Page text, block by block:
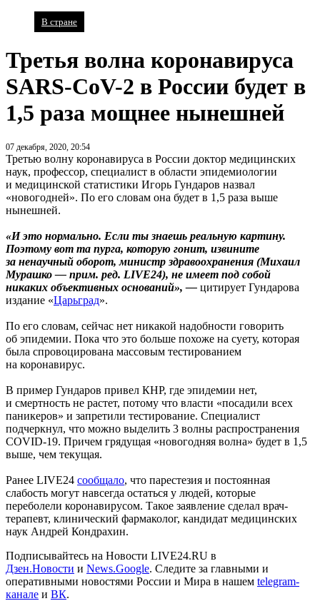
В стране
Третья волна коронавируса
SARS-CoV-2 в России будет в
1,5 раза мощнее нынешней
07 декабря, 2020, 20:54
Третью волну коронавируса в России доктор медицинских
наук, профессор, специалист в области эпидемиологии
и медицинской статистики Игорь Гундаров назвал
«новогодней». По его словам она будет в 1,5 раза выше
нынешней.
«И это нормально. Если ты знаешь реальную картину.
Поэтому вот та пурга, которую гонит, извините
за ненаучный оборот, министр здравоохранения (Михаил
Мурашко — прим. ред. LIVE24), не имеет под собой
никаких объективных оснований», — цитирует Гундарова
издание «Царьград».
По его словам, сейчас нет никакой надобности говорить
об эпидемии. Пока что это больше похоже на суету, которая
была спровоцирована массовым тестированием
на коронавирус.
В пример Гундаров привел КНР, где эпидемии нет,
и смертность не растет, потому что власти «посадили всех
паникеров» и запретили тестирование. Специалист
подчеркнул, что можно выделить 3 волны распространения
COVID-19. Причем грядущая «новогодняя волна» будет в 1,5
выше, чем текущая.
Ранее LIVE24 сообщало, что парестезия и постоянная
слабость могут навсегда остаться у людей, которые
переболели коронавирусом. Такое заявление сделал врач-
терапевт, клинический фармаколог, кандидат медицинских
наук Андрей Кондрахин.
Подписывайтесь на Новости LIVE24.RU в
Дзен.Новости и News.Google. Следите за главными и
оперативными новостями России и Мира в нашем telegram-
канале и ВК.